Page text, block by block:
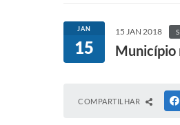
JAN
15
15 JAN 2018
Município
COMPARTILHAR